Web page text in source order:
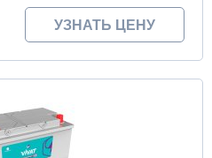
УЗНАТЬ ЦЕНУ